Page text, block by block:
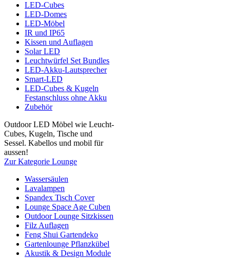
LED-Cubes
LED-Domes
LED-Möbel
IR und IP65
Kissen und Auflagen
Solar LED
Leuchtwürfel Set Bundles
LED-Akku-Lautsprecher
Smart-LED
LED-Cubes & Kugeln
Festanschluss ohne Akku
Zubehör
Outdoor LED Möbel wie Leucht-
Cubes, Kugeln, Tische und
Sessel. Kabellos und mobil für
aussen!
Zur Kategorie Lounge
Wassersäulen
Lavalampen
Spandex Tisch Cover
Lounge Space Age Cuben
Outdoor Lounge Sitzkissen
Filz Auflagen
Feng Shui Gartendeko
Gartenlounge Pflanzkübel
Akustik & Design Module